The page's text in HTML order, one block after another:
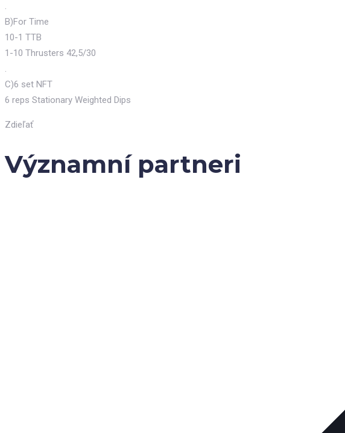
.
B)For Time
10-1 TTB
1-10 Thrusters 42,5/30
.
C)6 set NFT
6 reps Stationary Weighted Dips
Zdieľať
Významní partneri